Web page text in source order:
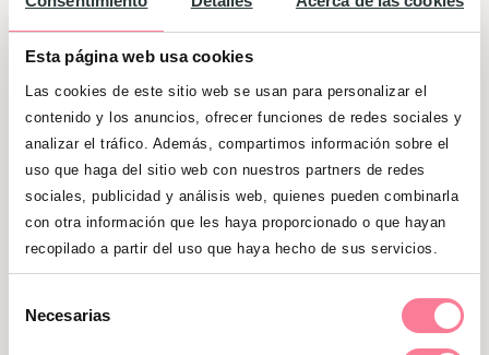
Esta página web usa cookies
Las cookies de este sitio web se usan para personalizar el
contenido y los anuncios, ofrecer funciones de redes sociales y
analizar el tráfico. Además, compartimos información sobre el
uso que haga del sitio web con nuestros partners de redes
sociales, publicidad y análisis web, quienes pueden combinarla
con otra información que les haya proporcionado o que hayan
recopilado a partir del uso que haya hecho de sus servicios.
Necesarias
retomes las relaciones sexuales tras el
parto. Sin embargo, con el tiempo los
tejidos sanan, las terminaciones
nerviosas se reconectan y queda poco
rastro de lo que fue tu cicatriz.Para
ayudar a este proceso puedes
automasajear la cicatriz con aceite de
rosa mosqueta, o bien utilizar ciertas
cremas o glóbulos que tu médico puede
recetarte.